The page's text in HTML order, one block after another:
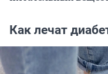
Как лечат